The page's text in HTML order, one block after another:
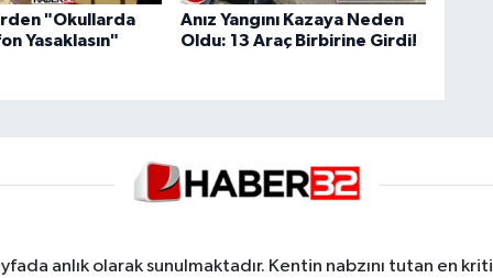
"Okullarda
Yasaklasın"
Anız Yangını Kazaya Neden
Oldu: 13 Araç Birbirine Girdi!
anlık olarak sunulmaktadır. Kentin nabzını tutan en